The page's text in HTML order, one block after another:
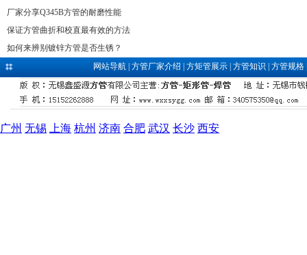
厂家分享Q345B方管的耐磨性能
保证方管曲折和校直最有效的方法
如何来辨别镀锌方管是否生锈？
网站导航| 方管厂家介绍 方矩管展示| 方管知识 方管规格
广州 无锡 上海 杭州 济南 合肥 武汉 长沙 西安